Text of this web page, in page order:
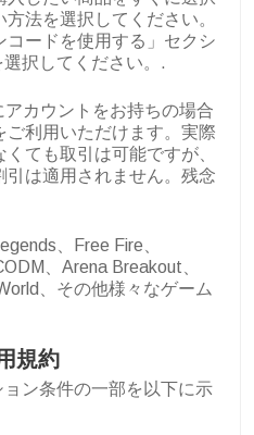
法を選択してください。
ードを使用する」セクシ
択してください。.
カウントをお持ちの場合
利用いただけます。実際
ても取引は可能ですが、
は適用されません。残念
、Free Fire、
、Arena Breakout、
、その他様々なゲーム
規約
ン条件の一部を以下に示